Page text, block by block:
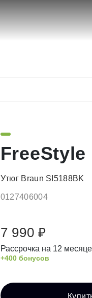
FreeStyle
Утюг Braun SI5188BK
0127406004
7 990 ₽
Рассрочка на 12
+400 бонусов